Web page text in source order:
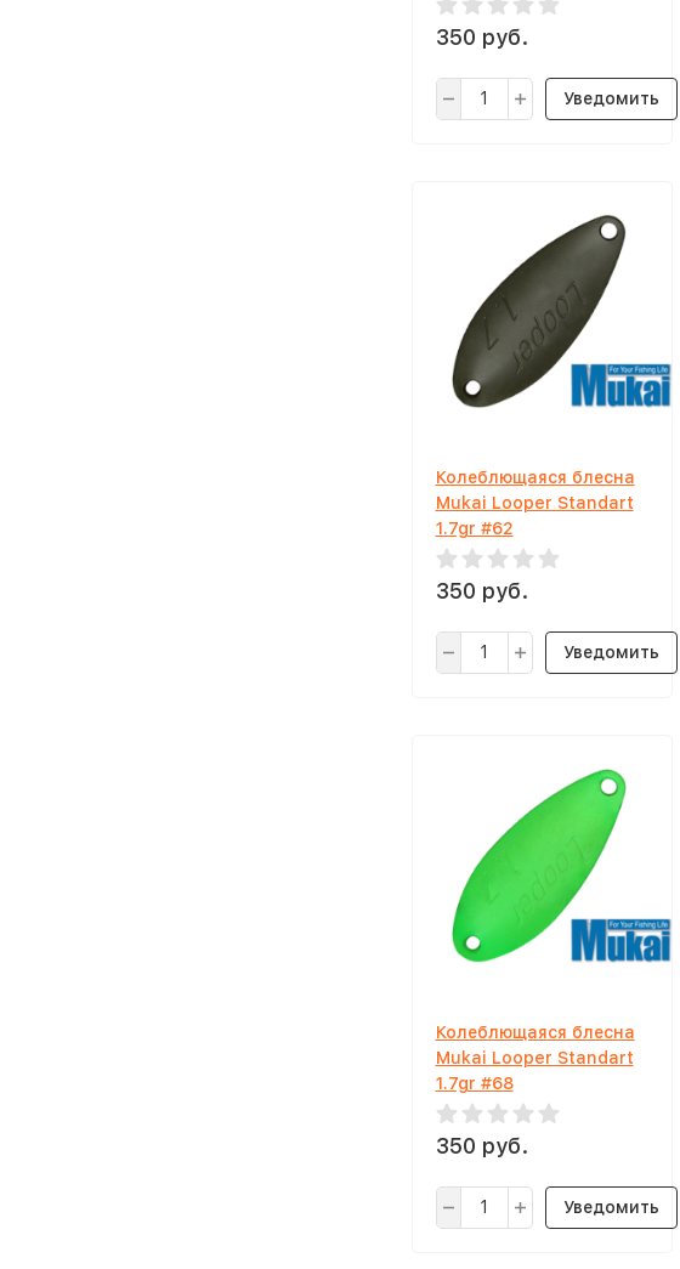
350 руб.
Уведомить
Колеблющаяся блесна
Mukai Looper Standart
1.7gr #62
350 руб.
Уведомить
Колеблющаяся блесна
Mukai Looper Standart
1.7gr #68
350 руб.
Уведомить